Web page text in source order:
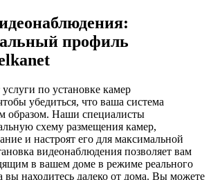
профиль
по установке камер
убедиться, что ваша система
образом. Наши специалисты
схему размещения камер,
и настроят его для максимальной
видеонаблюдения позволяет вам
в вашем доме в режиме реального
вы находитесь далеко от дома. Вы можете